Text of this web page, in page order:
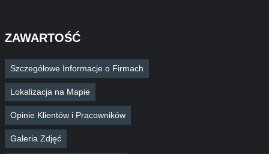
ZAWARTOŚĆ
Szczegółowe Informacje o Firmach
Lokalizacja na Mapie
Opinie Klientów i Pracowników
Galeria Zdjęć